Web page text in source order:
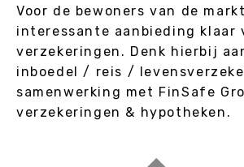
Voor de bewoners van de
interessante aanbieding klaar
verzekeringen. Denk hierbij
inboedel / reis /
samenwerking met FinSafe
verzekeringen & hypotheken.